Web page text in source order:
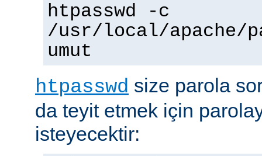
htpasswd -c
/usr/local/apache/
umut
htpasswd size parola
da teyit etmek için
isteyecektir: